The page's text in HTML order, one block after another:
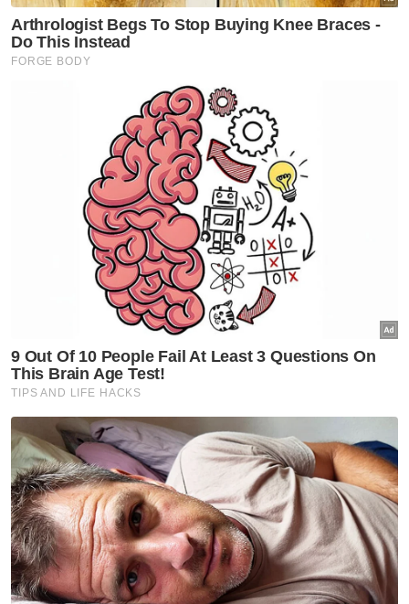
mencuci tangan bagi mencegah penularan
jangkitan kepada orang lain terutama kanak-
kanak.
Berita Telus & Tulus menerusi E-Mel setiap
"Segera dapatkan rawatan sekiranya
mengalami gejala Pertussis," katanya.
Muat turun aplikasi Sinar Harian.Klik di sini!
Harap bantu kajian selidik kami dan
dapatkan baucar tunai.
×
Berapakah jumlah pendapatan bulanan semua
ahli isi rumah anda?
Kurang daripada RM3,500
RM3,500 - RM5,000